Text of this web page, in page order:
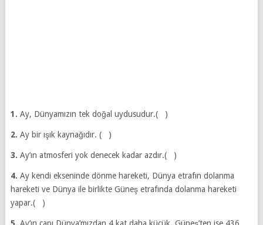
1. Ay, Dünyamızın tek doğal uydusudur.( )
2. Ay bir ışık kaynağıdır. ( )
3. Ay’ın atmosferi yok denecek kadar azdır.( )
4. Ay kendi ekseninde dönme hareketi, Dünya etrafın dolanma
hareketi ve Dünya ile birlikte Güneş etrafında dolanma hareketi
yapar.( )